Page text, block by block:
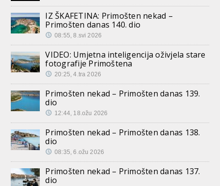
IZ ŠKAFETINA: Primošten nekad –
Primošten danas 140. dio
08:55, 8.svi 2026
VIDEO: Umjetna inteligencija oživjela stare
fotografije Primoštena
20:25, 4.tra 2026
Primošten nekad – Primošten danas 139.
dio
12:44, 18.ožu 2026
Primošten nekad – Primošten danas 138.
dio
08:35, 6.ožu 2026
Primošten nekad – Primošten danas 137.
dio